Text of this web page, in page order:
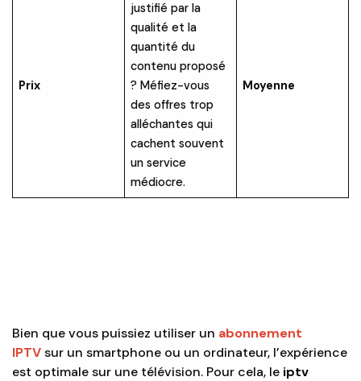
Prix
justifié par la
qualité et la
quantité du
contenu proposé
? Méfiez-vous
des offres trop
alléchantes qui
cachent souvent
un service
médiocre.
Moyenne
Bien que vous puissiez utiliser un abonnement
IPTVsur un smartphone ou un ordinateur, l’expérience
est optimale sur une télévision. Pour cela, le iptv